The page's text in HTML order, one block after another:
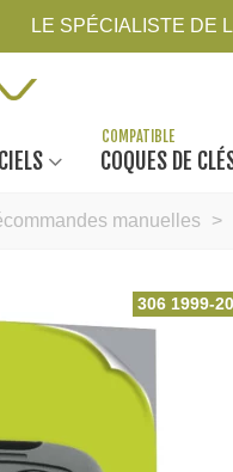
LE SPÉCIALISTE DE
COQUES DE
manuelles >
306 1999-